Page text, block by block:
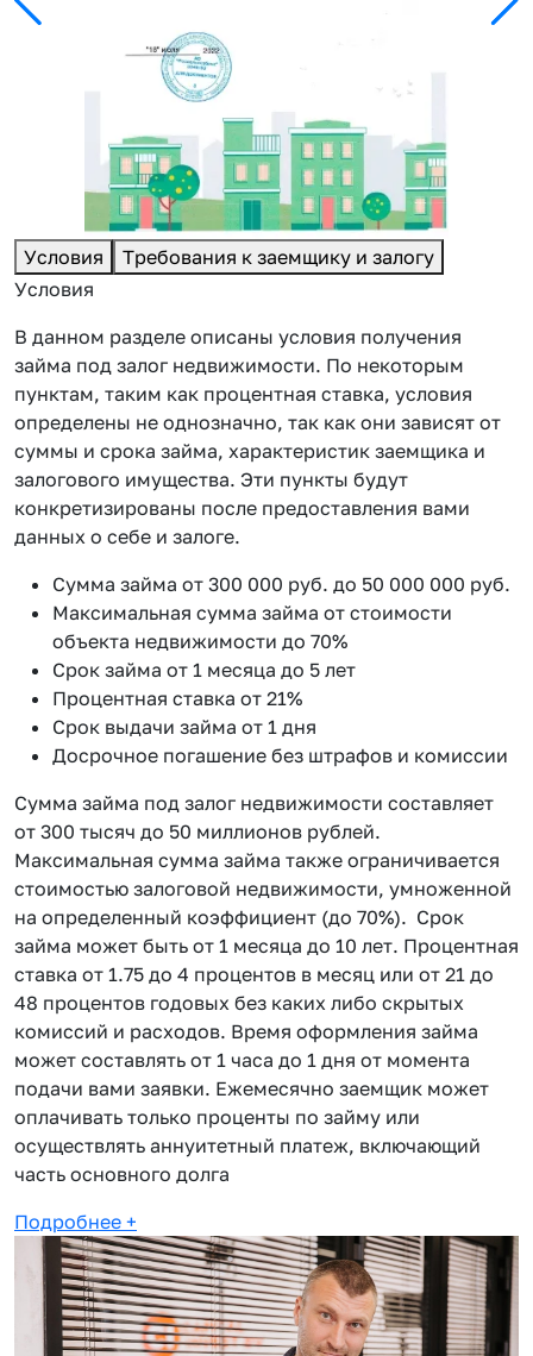
Условия
Требования к заемщику и залогу
Условия
В данном разделе описаны условия получения
займа под залог недвижимости. По некоторым
пунктам, таким как процентная ставка, условия
определены не однозначно, так как они зависят от
суммы и срока займа, характеристик заемщика и
залогового имущества. Эти пункты будут
конкретизированы после предоставления вами
данных о себе и залоге.
Сумма займа от 300 000 руб. до 50 000 000 руб.
Максимальная сумма займа от стоимости
объекта недвижимости до 70%
Срок займа от 1 месяца до 5 лет
Процентная ставка от 21%
Срок выдачи займа от 1 дня
Досрочное погашение без штрафов и комиссии
Сумма займа под залог недвижимости составляет
от 300 тысяч до 50 миллионов рублей.
Максимальная сумма займа также ограничивается
стоимостью залоговой недвижимости, умноженной
на определенный коэффициент (до 70%). Срок
займа может быть от 1 месяца до 10 лет. Процентная
ставка от 1.75 до 4 процентов в месяц или от 21 до
48 процентов годовых без каких либо скрытых
комиссий и расходов. Время оформления займа
может составлять от 1 часа до 1 дня от момента
подачи вами заявки. Ежемесячно заемщик может
оплачивать только проценты по займу или
осуществлять аннуитетный платеж, включающий
часть основного долга
Подробнее +